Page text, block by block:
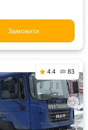
Замовити
4.4 83